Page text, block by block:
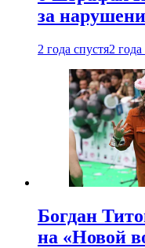
за
2 года спустя2 года
Богдан
на «Новой